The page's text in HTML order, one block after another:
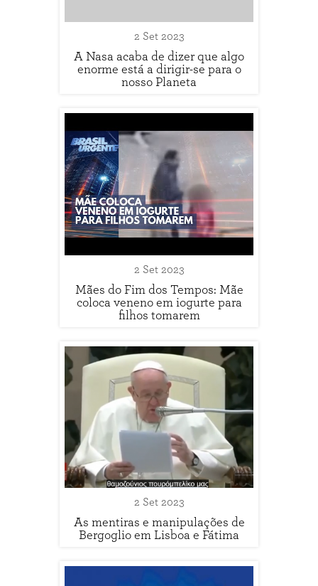
2 Set 2023
A Nasa acaba de dizer que algo
enorme está a dirigir-se para o
nosso Planeta
2 Set 2023
Mães do Fim dos Tempos: Mãe
coloca veneno em iogurte para
filhos tomarem
2 Set 2023
As mentiras e manipulações de
Bergoglio em Lisboa e Fátima